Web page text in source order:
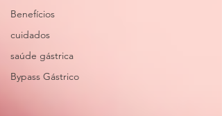
Benefícios
cuidados
saúde gástrica
Bypass Gástrico